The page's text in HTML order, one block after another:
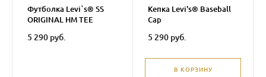
Футболка Levi`s® SS
ORIGINAL HM TEE
5 290 руб.
Кепка Levi's® Baseball
Cap
5 290 руб.
В КОРЗИНУ